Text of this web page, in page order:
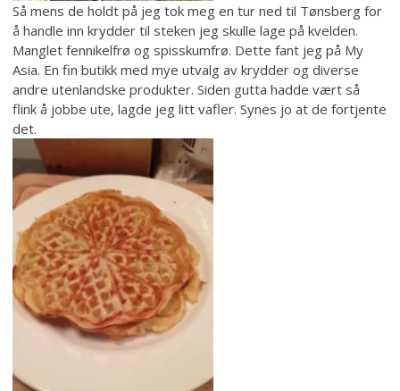
Så mens de holdt på jeg tok meg en tur ned til Tønsberg for
å handle inn krydder til steken jeg skulle lage på kvelden.
Manglet fennikelfrø og spisskumfrø. Dette fant jeg på My
Asia. En fin butikk med mye utvalg av krydder og diverse
andre utenlandske produkter. Siden gutta hadde vært så
flink å jobbe ute, lagde jeg litt vafler. Synes jo at de fortjente
det.